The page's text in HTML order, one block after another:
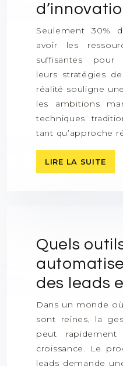
Seulement 30%
avoir les
suffisantes pour
leurs stratégies
réalité souligne
les ambitions
techniques
tant qu’approche
LIRE LA SUITE
Quels
des leads
Dans un monde
sont reines, la
peut
croissance. Le
leads demande